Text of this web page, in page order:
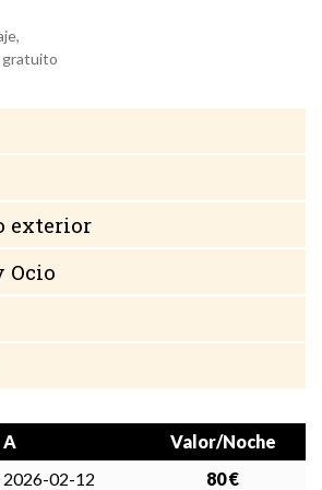
gratuito
exterior
Ocio
A
Valor/Noche
2026-02-12
80 €